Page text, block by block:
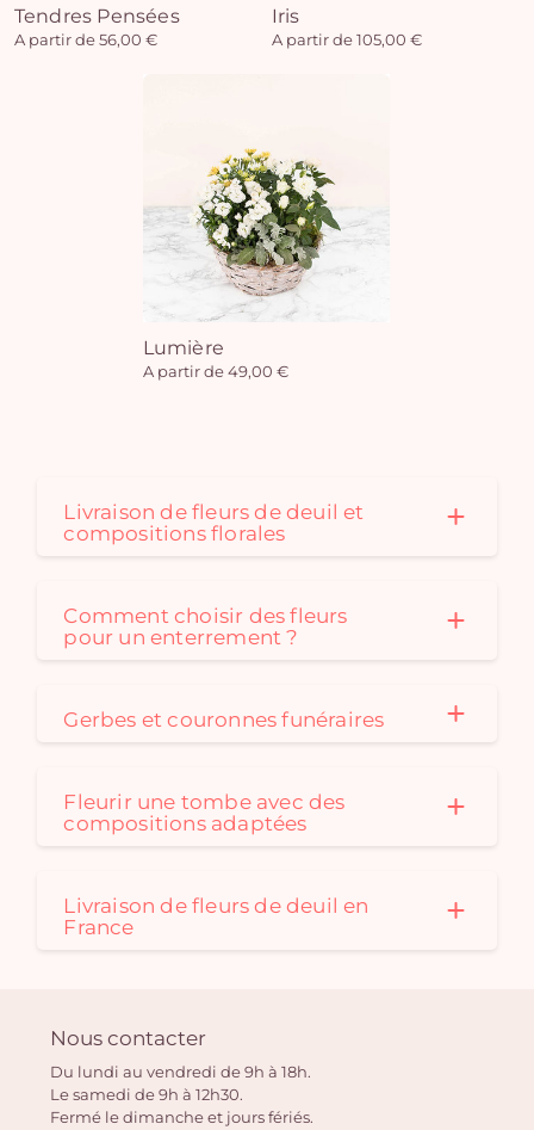
Tendres Pensées
A partir de 56,00 €
Iris
A partir de 105,00 €
Lumière
A partir de 49,00 €
Livraison de fleurs de deuil et
compositions florales
Comment choisir des fleurs
pour un enterrement ?
Gerbes et couronnes funéraires
Fleurir une tombe avec des
compositions adaptées
Livraison de fleurs de deuil en
France
Nous contacter
Du lundi au vendredi de 9h à 18h.
Le samedi de 9h à 12h30.
Fermé le dimanche et jours fériés.